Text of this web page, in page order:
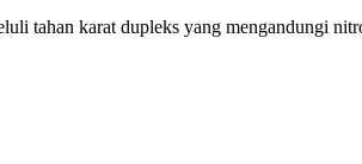
tahan karat dupleks yang mengandungi